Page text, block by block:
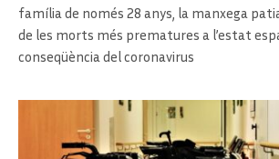
família de només 28 anys, la manxega
de les morts més prematures a l’estat
conseqüència del coronavirus